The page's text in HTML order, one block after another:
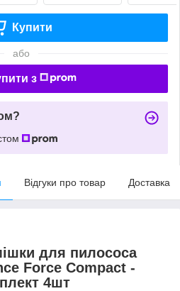
Купити
або
з
Відгуки про товар Доставка
для пилососа
Force Compact -
4шт